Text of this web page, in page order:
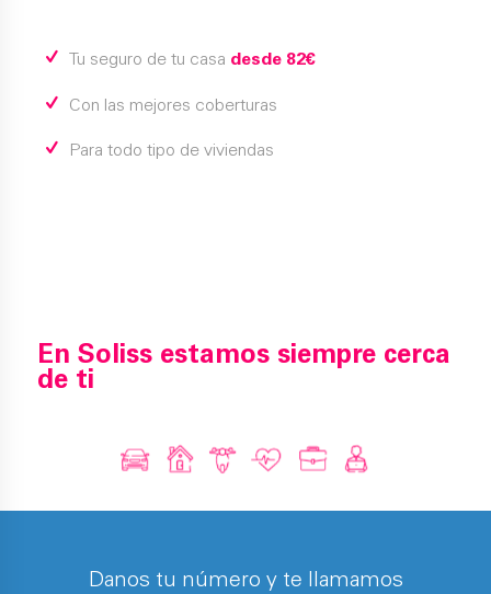
Tu seguro de tu casa desde 82€
Con las mejores coberturas
Para todo tipo de viviendas
En Soliss estamos siempre cerca
de ti
Danos tu número y te llamamos